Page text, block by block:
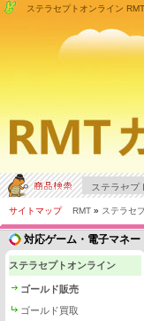
ステラセプトオンライン RMT
サイトマップ RMT » ステラセ
対応ゲーム・電子マネー
ステラセプトオンライン
ゴールド販売
ゴールド買取